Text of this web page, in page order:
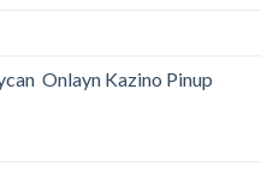
Onlayn Kazino Pinup